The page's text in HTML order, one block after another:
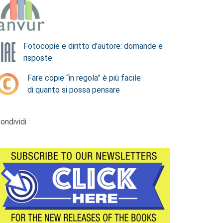
Fotocopie e diritto d’autore: domande e
risposte
Fare copie “in regola” è più facile
di quanto si possa pensare
: